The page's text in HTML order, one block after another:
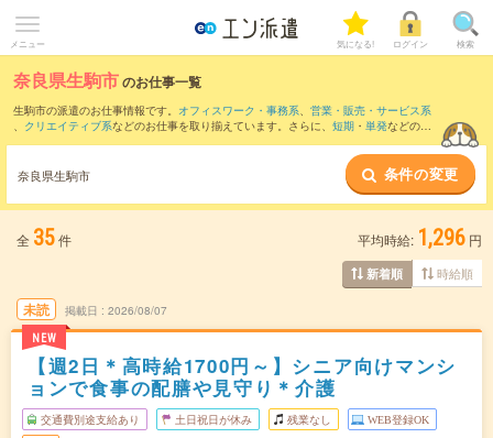
メニュー 気になる! ログイン 検索
奈良県生駒市のお仕事一覧
生駒市の派遣のお仕事情報です。 オフィスワーク・事務系、 営業・販売・サービス系
、 クリエイティブ系などのお仕事を取り揃えています。さらに、 短期 ・ 単発などの期
また、奈良市・
など隣接エリアのお仕事もご確
認いただけます。
奈良県生駒市 条件の変更
全 35件 平均時給: 1,296 円
新着順 時給順
未読
NEW
掲載日 2026/08/07
【週2日＊高時給1700円～】シニア向けマンシ
ョンで食事の配膳や見守り＊介護
交通費別途支給あり 土日祝日が休み 残業なし WEB登録OK